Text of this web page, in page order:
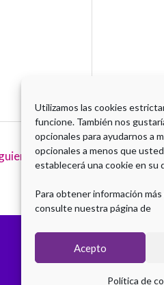
Utilizamos las cookies
funcione. También nos
opcionales para ayudarnos a
opcionales a menos que
establecerá una cookie en su
Para obtener información
consulte nuestra página de
Acepto
Política de
→